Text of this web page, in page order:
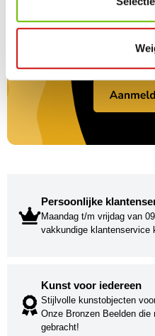
Persoonlijke
Maandag t/m vrijdag van
vakkundige klantenservice
Kunst voor iedereen
Stijlvolle kunstobjecten
Onze Bronzen Beelden
gebracht!